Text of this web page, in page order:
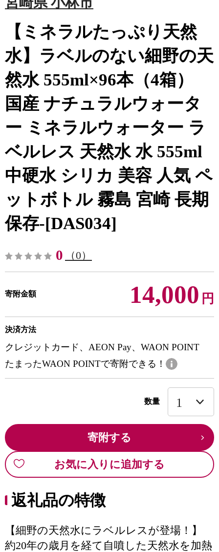
【ミネラルたっぷり天然
水】ラベルのない細野の天
然水 555ml×96本（4箱）
国産 ナチュラルウォータ
ー ミネラルウォーター ラ
ベルレス 天然水 水 555ml
中硬水 シリカ 美容 人気 ペ
ットボトル 霧島 宮崎 長期
保存-[DAS034]
0 （0）
寄附金額 14,000 円
決済方法
クレジットカード、AEON Pay、WAON POINT
たまったWAON POINTで寄附できる！
数量
寄附する
お気に入りに追加する
返礼品の特徴
【細野の天然水にラベルレスが登場！】
約20年の歳月を経て自噴した天然水を加熱